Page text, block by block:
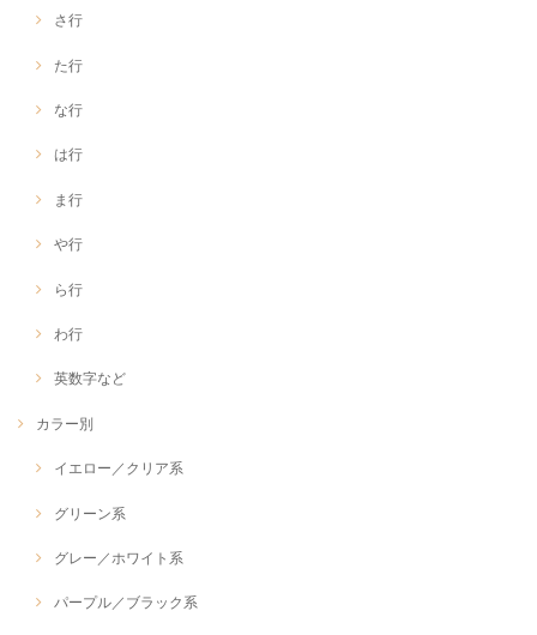
さ行
た行
な行
は行
ま行
や行
ら行
わ行
英数字など
カラー別
イエロー／クリア系
グリーン系
グレー／ホワイト系
パープル／ブラック系